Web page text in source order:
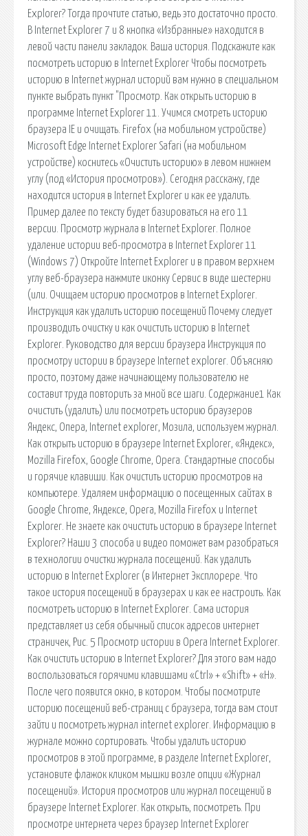
Explorer? Тогда прочтите статью, ведь это достаточно просто.
В Internet Explorer 7 и 8 кнопка «Избранные» находится в
левой части панели закладок. Ваша история. Подскажите как
посмотреть историю в Internet Explorer Чтобы посмотреть
историю в Internet журнал историй вам нужно в специальном
пункте выбрать пункт "Просмотр. Как открыть историю в
программе Internet Explorer 11. Учимся смотреть историю
браузера IE и очищать. Firefox (на мобильном устройстве)
Microsoft Edge Internet Explorer Safari (на мобильном
устройстве) коснитесь «Очистить историю» в левом нижнем
углу (под «История просмотров»). Сегодня расскажу, где
находится история в Internet Explorer и как ее удалить.
Пример далее по тексту будет базироваться на его 11
версии. Просмотр журнала в Internet Explorer. Полное
удаление истории веб-просмотра в Internet Explorer 11
(Windows 7) Откройте Internet Explorer и в правом верхнем
углу веб-браузера нажмите иконку Сервис в виде шестерни
(или. Очищаем историю просмотров в Internet Explorer.
Инструкция как удалить историю посещений Почему следует
производить очистку и как очистить историю в Internet
Explorer. Руководство для версии браузера Инструкция по
просмотру истории в браузере Internet explorer. Объясняю
просто, поэтому даже начинающему пользователю не
составит труда повторить за мной все шаги. Содержание1 Как
очистить (удалить) или посмотреть историю браузеров
Яндекс, Опера, Internet explorer, Мозила, используем журнал.
Как открыть историю в браузере Internet Explorer, «Яндекс»,
Mozilla Firefox, Google Chrome, Opera. Стандартные способы
и горячие клавиши. Как очистить историю просмотров на
компьютере. Удаляем информацию о посещенных сайтах в
Google Chrome, Яндексе, Opera, Mozilla Firefox и Internet
Explorer. Не знаете как очистить историю в браузере Internet
Explorer? Наши 3 способа и видео поможет вам разобраться
в технологии очистки журнала посещений. Как удалить
историю в Internet Explorer (в Интернет Эксплорере. Что
такое история посещений в браузерах и как ее настроить. Как
посмотреть историю в Internet Explorer. Сама история
представляет из себя обычный список адресов интернет
страничек, Рис. 5 Просмотр истории в Opera Internet Explorer.
Как очистить историю в Internet Explorer? Для этого вам надо
воспользоваться горячими клавишами «Ctrl» + «Shift» + «H».
После чего появится окно, в котором. Чтобы посмотрите
историю посещений веб-страниц с браузера, тогда вам стоит
зайти и посмотреть журнал internet explorer. Информацию в
журнале можно сортировать. Чтобы удалить историю
просмотров в этой программе, в разделе Internet Explorer,
установите флажок кликом мышки возле опции «Журнал
посещений». История просмотров или журнал посещений в
браузере Internet Explorer. Как открыть, посмотреть. При
просмотре интернета через браузер Internet Explorer